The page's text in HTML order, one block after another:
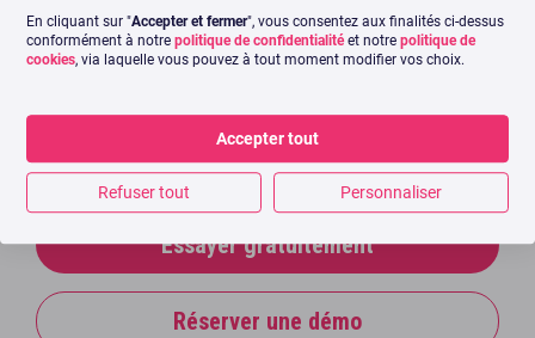
Essayer gratuitement
Réserver une démo
En cliquant sur "Accepter et fermer", vous consentez aux finalités ci-dessus
conformément à notre politique de confidentialitéet notre politique de
cookies, via laquelle vous pouvez à tout moment modifier vos choix.
Accepter tout
Refuser tout Personnaliser